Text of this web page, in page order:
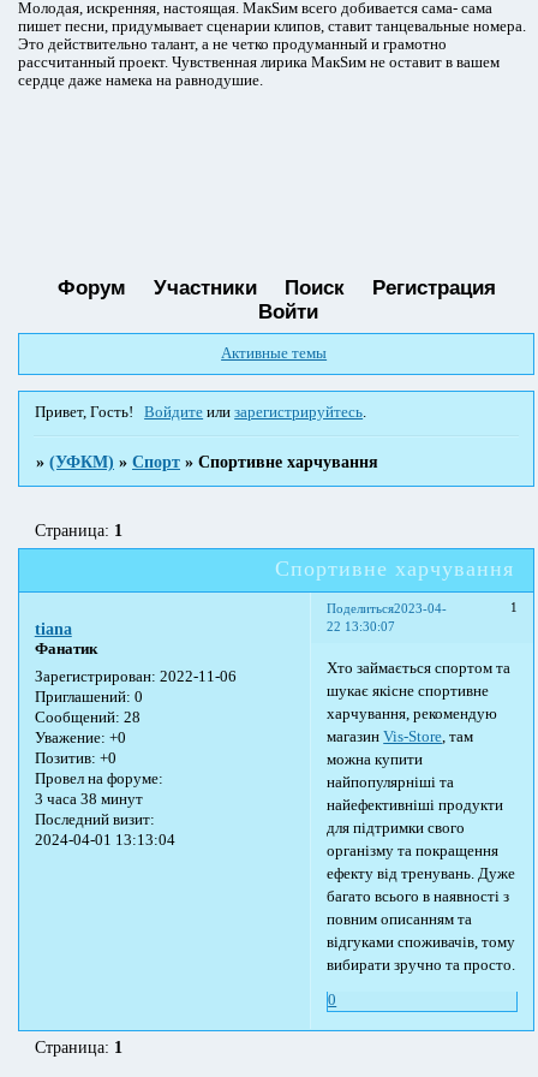
Молодая, искренняя, настоящая. МакSим всего добивается сама- сама
пишет песни, придумывает сценарии клипов, ставит танцевальные номера.
Это действительно талант, а не четко продуманный и грамотно
рассчитанный проект. Чувственная лирика МакSим не оставит в вашем
сердце даже намека на равнодушие.
Форум Участники Поиск
Регистрация
Войти
Активные темы
Привет, Гость! Войдите илизарегистрируйтесь
»(УФКМ) »Спорт »Спортивне харчування
Спортивне харчування
Страница: 1
Поделиться 1
2023-04-
22 13:30:07
tiana
Фанатик
Зарегистрирован: 2022-11-06
Приглашений: 0
Сообщений: 28
Уважение: +0
Позитив: +0
Провел на форуме:
3 часа 38 минут
Последний визит:
2024-04-01 13:13:04
Хто займається спортом та
шукає якісне спортивне
харчування, рекомендую
магазинVis-Store, там
можна купити
найпопулярніші та
найефективніші продукти
для підтримки свого
організму та покращення
ефекту від тренувань. Дуже
багато всього в наявності з
повним описанням та
відгуками споживачів, тому
вибирати зручно та просто.
0
Страница: 1